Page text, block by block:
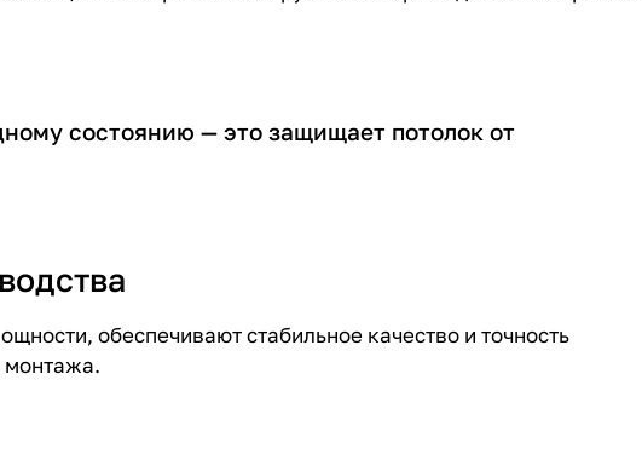
состоянию — это защищает потолок от
обеспечивают стабильное качество и точность
монтажа.